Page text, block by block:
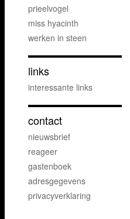
prieelvogel
miss hyacinth
werken in steen
links
interessante links
contact
nieuwsbrief
reageer
gastenboek
adresgegevens
privacyverklaring